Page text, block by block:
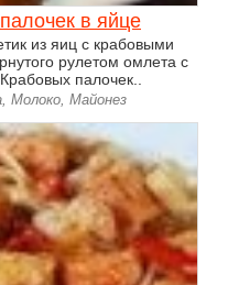
в яйце
из яиц с крабовыми
рулетом омлета с
палочек..
Молоко, Майонез